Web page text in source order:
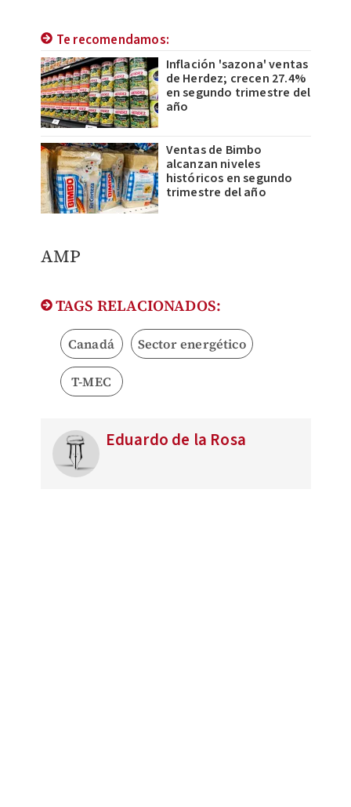
Te recomendamos:
Inflación 'sazona' ventas
de Herdez; crecen 27.4%
en segundo trimestre del
año
Ventas de Bimbo
alcanzan niveles
históricos en segundo
trimestre del año
AMP
TAGS RELACIONADOS:
Canadá Sector energético
T-MEC
Eduardo de la Rosa